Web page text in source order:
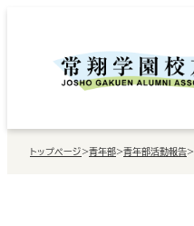
トップページ >青年部>青年部活動報告>